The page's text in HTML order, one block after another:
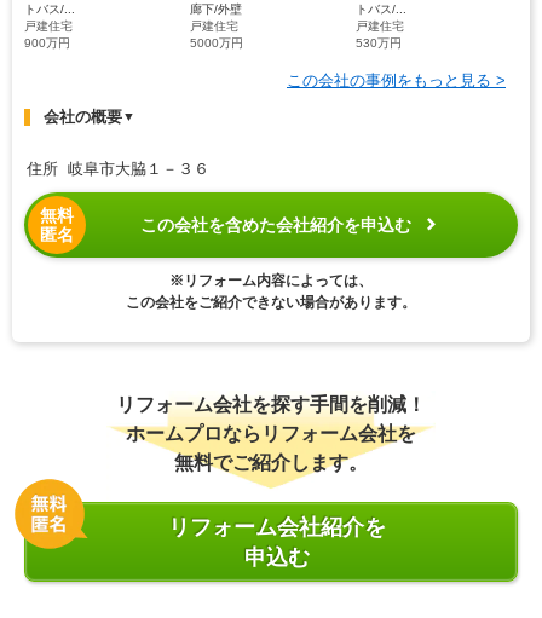
トバス/...
戸建住宅
900万円
廊下/外壁
戸建住宅
5000万円
トバス/...
戸建住宅
530万円
この会社の事例をもっと見る >
会社の概要▼
住所 岐阜市大脇１－３６
無料
匿名
この会社を含めた会社紹介を申込む
※リフォーム内容によっては、
この会社をご紹介できない場合があります。
リフォーム会社を探す手間を削減！
ホームプロならリフォーム会社を
無料でご紹介します。
リフォーム会社紹介を
申込む